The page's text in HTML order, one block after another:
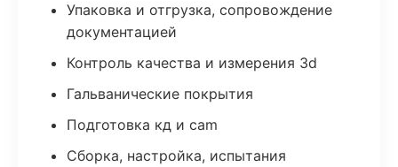
Упаковка и отгрузка, сопровождение
документацией
Контроль качества и измерения 3d
Гальванические покрытия
Подготовка кд и cam
Сборка, настройка, испытания